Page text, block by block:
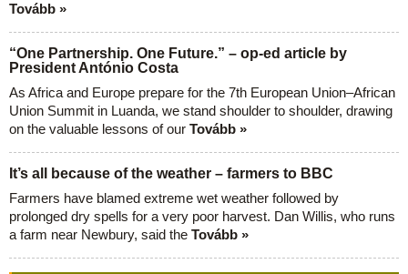
Tovább »
“One Partnership. One Future.” – op-ed article by
President António Costa
As Africa and Europe prepare for the 7th European Union–African
Union Summit in Luanda, we stand shoulder to shoulder, drawing
on the valuable lessons of our Tovább »
It’s all because of the weather – farmers to BBC
Farmers have blamed extreme wet weather followed by
prolonged dry spells for a very poor harvest. Dan Willis, who runs
a farm near Newbury, said the Tovább »